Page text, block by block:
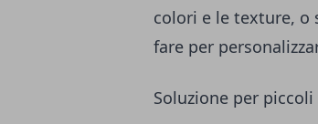
colori e le texture, o
fare per
Soluzione per piccoli